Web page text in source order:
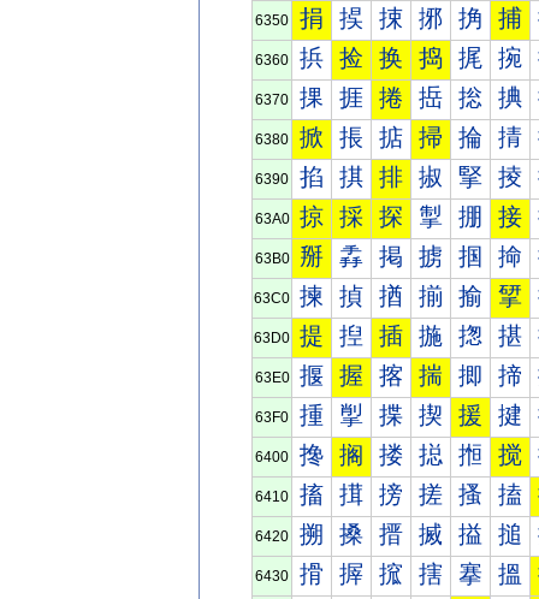
6350 捐 捑 捒 捓 捔 捕
6360 捠 捡 换 捣 捤 捥
6370 捰 捱 捲 捳 捴 捵
6380 掀 掁 掂 掃 掄 掅
6390 掐 掑 排 掓 掔 掕
63A0 掠 採 探 掣 掤 接
63B0 掰 掱 掲 掳 掴 掵
63C0 揀 揁 揂 揃 揄 揅
63D0 提 揑 插 揓 揔 揕
63E0 揠 握 揢 揣 揤 揥
63F0 揰 揱 揲 揳 援 揵
6400 搀 搁 搂 搃 搄 搅
6410 搐 搑 搒 搓 搔 搕
6420 搠 搡 搢 搣 搤 搥
6430 搰 搱 搲 搳 搴 搵